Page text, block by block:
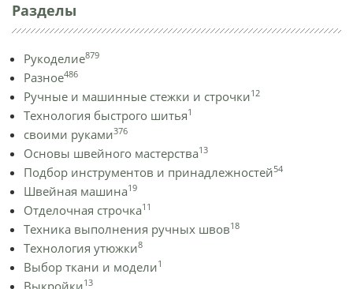
Разделы
Рукоделие879
Разное486
Ручные и машинные стежки и строчки12
Технология быстрого шитья1
своими руками376
Основы швейного мастерства13
Подбор инструментов и принадлежностей54
Швейная машина19
Отделочная строчка11
Техника выполнения ручных швов18
Технология утюжки8
Выбор ткани и модели1
13